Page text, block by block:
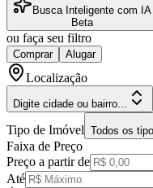
Busca Inteligente com IA
Beta
ou faça seu filtro
Comprar Alugar
Localização
Digite cidade ou bairro...
Tipo de Imóvel Todos os
Faixa de Preço
Preço a partir de
Até